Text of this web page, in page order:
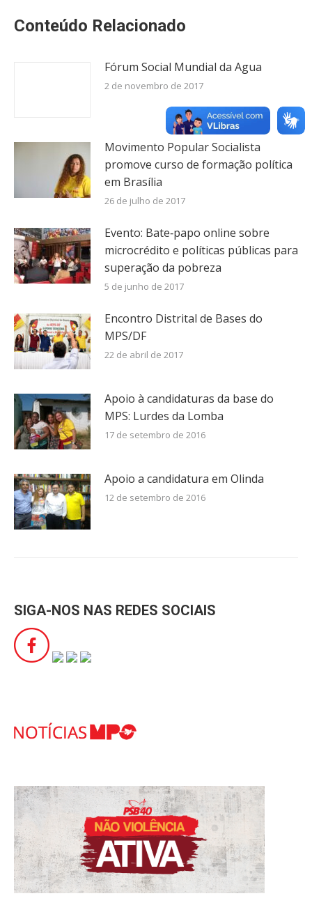
Conteúdo Relacionado
Fórum Social Mundial da Agua
2 de novembro de 2017
Movimento Popular Socialista
promove curso de formação política
em Brasília
26 de julho de 2017
Evento: Bate‐papo online sobre
microcrédito e políticas públicas para
superação da pobreza
5 de junho de 2017
Encontro Distrital de Bases do
MPS/DF
22 de abril de 2017
Apoio à candidaturas da base do
MPS: Lurdes da Lomba
17 de setembro de 2016
Apoio a candidatura em Olinda
12 de setembro de 2016
SIGA-NOS NAS REDES SOCIAIS